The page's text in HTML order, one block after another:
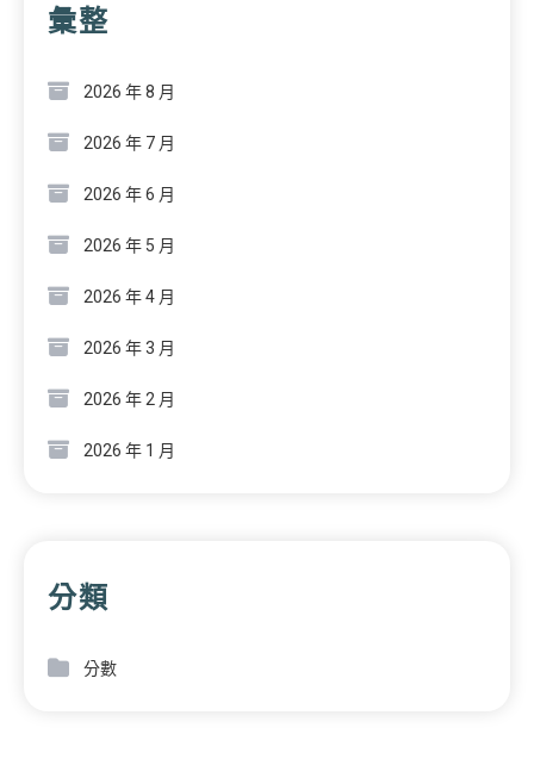
彙整
2026 年 8 月
2026 年 7 月
2026 年 6 月
2026 年 5 月
2026 年 4 月
2026 年 3 月
2026 年 2 月
2026 年 1 月
分類
分數